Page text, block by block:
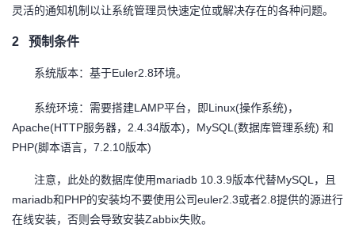
发
者
的
客
我
论
的
我
灵活的通知机制以让系统管理员快速定位或解决存在的各种问题。
2 预制条件
系统版本：基于Euler2.8环境。
系统环境：需要搭建LAMP平台，即Linux(操作系统) ，
Apache(HTTP服务器， 2.4.34版本) ， MySQL(数据库管理系统) 和
PHP(脚本语言， 7.2.10版本)
注意，此处的数据库使用 mariadb 10.3.9版本代替MySQL ，且
mariadb和 PHP的安装均不要使用公司 euler2.3或者2.8提供的源进行
在线安装，否则会导致安装Zabbix失败。